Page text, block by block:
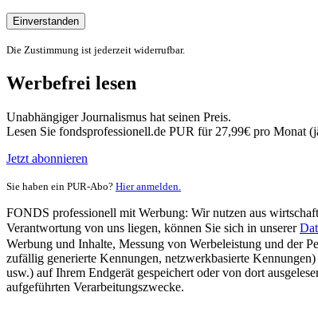
Einverstanden
Die Zustimmung ist jederzeit widerrufbar.
Werbefrei lesen
Unabhängiger Journalismus hat seinen Preis.
Lesen Sie fondsprofessionell.de PUR für 27,99€ pro Monat
Jetzt abonnieren
Sie haben ein PUR-Abo? Hier anmelden.
FONDS professionell mit Werbung: Wir nutzen aus
Verantwortung von uns liegen, können Sie sich in unserer
Werbung und Inhalte, Messung von Werbeleistung und der
zufällig generierte Kennungen, netzwerkbasierte
usw.) auf Ihrem Endgerät gespeichert oder von dort
aufgeführten Verarbeitungszwecke.